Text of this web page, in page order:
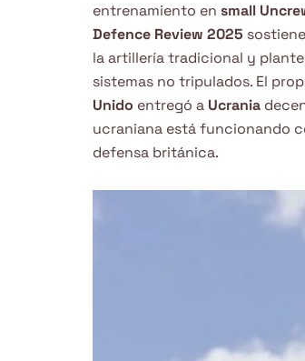
entrenamiento en small
Defence Review 2025
la artillería tradicional y
sistemas no tripulados. El
Unido entregó a Ucrania
ucraniana está funcionando
defensa británica.